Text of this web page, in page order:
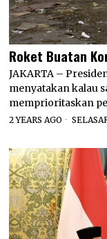
Roket Buatan
JAKARTA –
menyatakan kalau
memprioritaskan
2 YEARS AGO